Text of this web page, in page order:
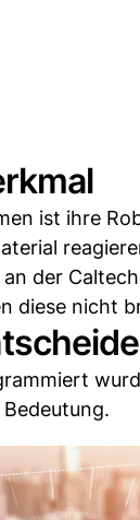
ist ihre
der
diese nicht